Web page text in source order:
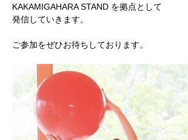
KAKAMIGAHARA STAND を拠点として
発信していきます。
ご参加をぜひお待ちしております。